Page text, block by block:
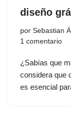
diseño
por Sebastian
1 comentario
¿Sabías que
considera que
es esencial